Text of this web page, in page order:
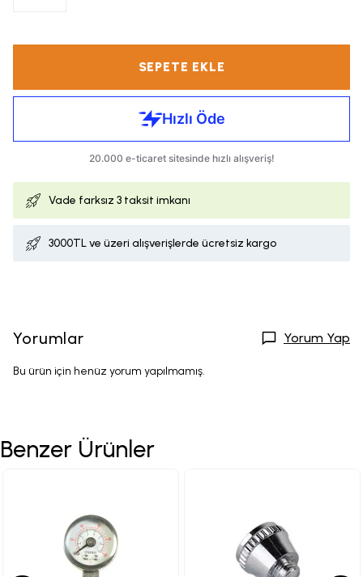
SEPETE EKLE
Vade farksız 3 taksit imkanı
3000TL ve üzeri alışverişlerde ücretsiz kargo
Yorumlar Yorum Yap
Bu ürün için henüz yorum yapılmamış.
Benzer Ürünler